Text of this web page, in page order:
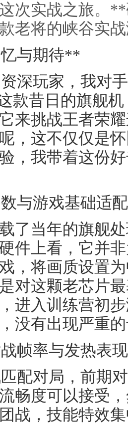
次实战之旅。
老将的峡谷实
与期待**
深玩家，我对
款昔日的旗舰
来挑战王者荣
，这不仅仅是
，我带着这份
与游戏基础适
了当年的旗舰
件上看，它并
，将画质设置
对这颗老芯片
进入训练营初
没有出现严重
帧率与发热表
配对局，前期
流畅度可以接受
战，技能特效